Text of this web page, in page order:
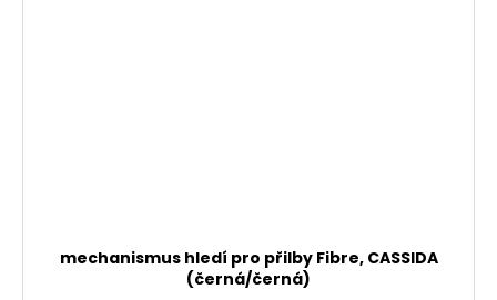
mechanismus hledí pro přilby Fibre, CASSIDA
(černá/černá)